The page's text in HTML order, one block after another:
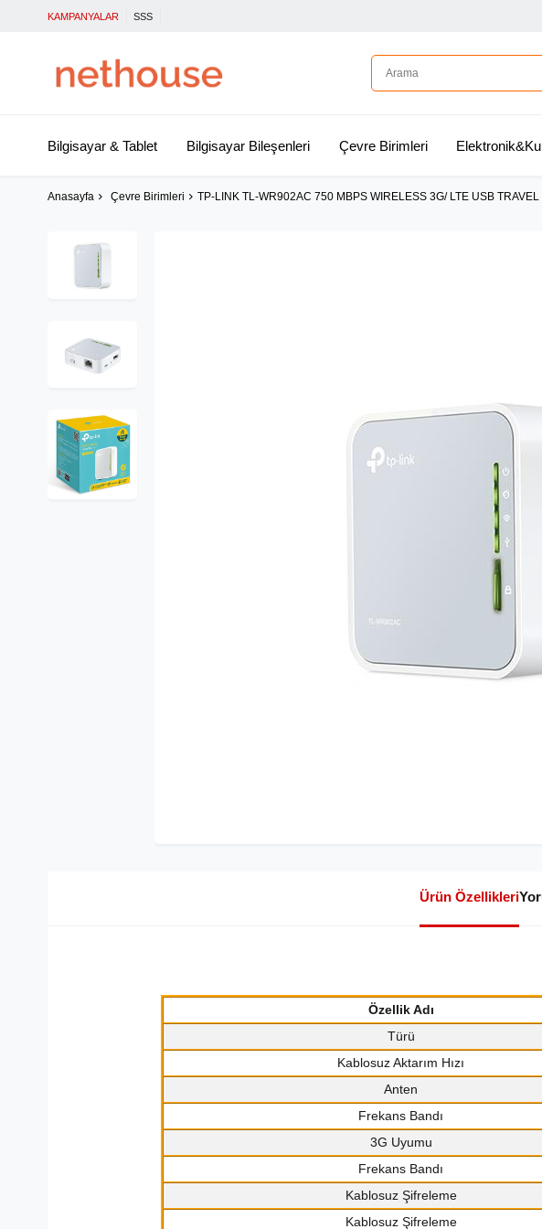
KAMPANYALAR SSS
Bilgisayar & Tablet Bilgisayar Bileşenleri Çevre Birimleri
Anasayfa Çevre Birimleri TP-LINK TL-WR902AC 750 MBPS WIRELESS 3G/ LTE USB TRAVEL
Ürün Özellikleri
Özellik Adı
Türü
Kablosuz Aktarım Hızı
Anten
Frekans Bandı
3G Uyumu
Frekans Bandı
Kablosuz Şifreleme
Kablosuz Şifreleme